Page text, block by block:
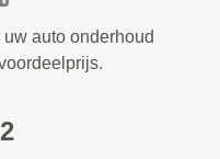
auto onderhoud